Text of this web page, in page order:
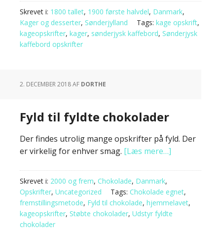
Skrevet i: 1800 tallet, 1900 første halvdel, Danmark,
Kager og desserter, Sønderjylland Tags: kage opskrift,
kageopskrifter, kager, sønderjysk kaffebord, Sønderjysk
kaffebord opskrifter
2. DECEMBER 2018AF DORTHE
Fyld til fyldte chokolader
Der findes utrolig mange opskrifter på fyld. Der
er virkelig for enhver smag. [Læs mere…]
Skrevet i: 2000 og frem, Chokolade, Danmark,
Opskrifter, Uncategorized Tags: Chokolade egnet,
fremstillingsmetode, Fyld til chokolade, hjemmelavet,
kageopskrifter, Støbte chokolader, Udstyr fyldte
chokolader